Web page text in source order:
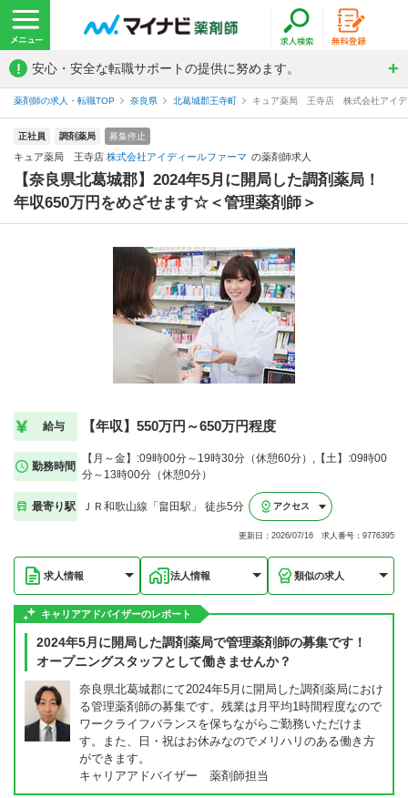
! 安心・安全な転職サポートの提供に努めます。
薬剤師の求人・転職TOP 奈良県 北葛城郡王寺町 キュア薬局 王寺店 株式会社アイデ
正社員 調剤薬局 募集停止
キュア薬局 王寺店 株式会社アイディールファーマ の薬剤師求人
【奈良県北葛城郡】2024年5月に開局した調剤薬局！
年収650万円をめざせます☆＜管理薬剤師＞
給与 【年収】550万円～650万円程度
勤務時間
【月～金】:09時00分～19時30分（休憩60分）,【土】:09時00
分～13時00分（休憩0分）
最寄り駅 ＪＲ和歌山線「畠田駅」 徒歩5分 アクセス
更新日：2026/07/16 求人番号：9776395
求人情報 法人情報 類似の求人
キャリアアドバイザーのレポート
2024年5月に開局した調剤薬局で管理薬剤師の募集です！
オープニングスタッフとして働きませんか？
奈良県北葛城郡にて2024年5月に開局した調剤薬局におけ
る管理薬剤師の募集です。残業は月平均1時間程度なので
ワークライフバランスを保ちながらご勤務いただけま
す。また、日・祝はお休みなのでメリハリのある働き方
ができます。
キャリアアドバイザー 薬剤師担当